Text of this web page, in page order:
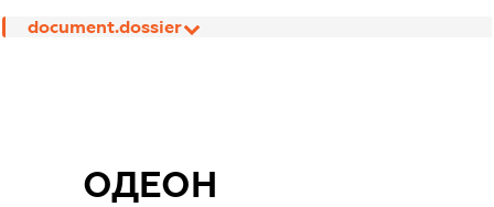
document.dossier
ОДЕОН